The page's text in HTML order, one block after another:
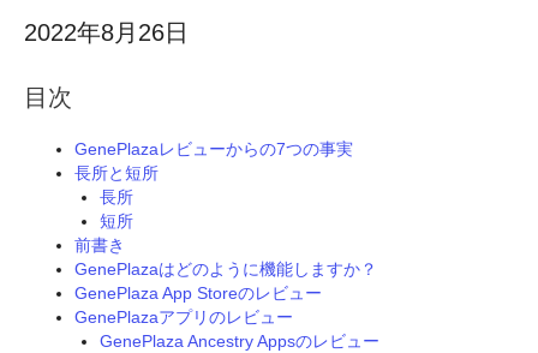
2022年8月26日
目次
GenePlazaレビューからの7つの事実
長所と短所
長所
短所
前書き
GenePlazaはどのように機能しますか？
GenePlaza App Storeのレビュー
GenePlazaアプリのレビュー
GenePlaza Ancestry Appsのレビュー